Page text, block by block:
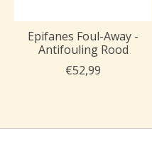
Epifanes Foul-Away -
Antifouling Rood
€52,99